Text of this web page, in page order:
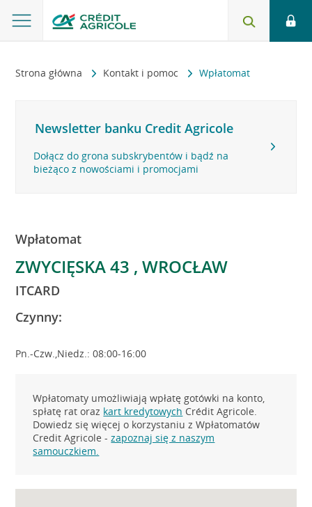
Strona główna Kontakt i pomoc Wpłatomat
Newsletter banku Credit Agricole
Dołącz do grona subskrybentów i bądź na
bieżąco z nowościami i promocjami
Wpłatomat
ZWYCIĘSKA 43 , WROCŁAW
ITCARD
Czynny:
Pn.-Czw.,Niedz.: 08:00-16:00
Wpłatomaty umożliwiają wpłatę gotówki na konto,
spłatę rat oraz kart kredytowych Crédit Agricole.
Dowiedz się więcej o korzystaniu z Wpłatomatów
Credit Agricole -zapoznaj się z naszym
samouczkiem.